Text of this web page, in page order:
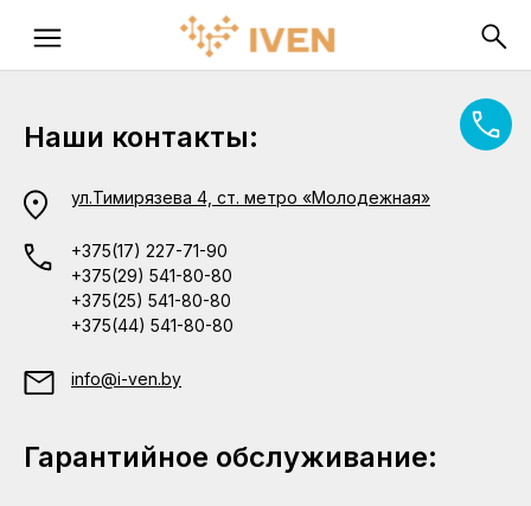
Наши контакты:
ул.Тимирязева 4, ст. метро «Молодежная»
+375(17) 227-71-90
+375(29) 541-80-80
+375(25) 541-80-80
+375(44) 541-80-80
info@i-ven.by
Гарантийное обслуживание: